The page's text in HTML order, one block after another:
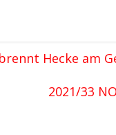
Hecke am
2021/33